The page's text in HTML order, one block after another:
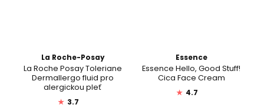
La Roche-Posay
La Roche Posay Toleriane
Dermallergo fluid pro
alergickou pleť
★ 3.7
Essence
Essence Hello, Good Stuff!
Cica Face Cream
★ 4.7